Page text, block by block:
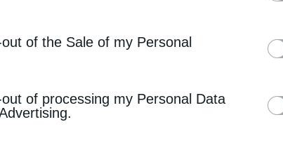
of the Sale of my Personal
of processing my Personal Data